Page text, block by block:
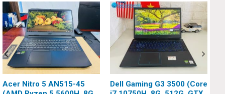
Acer Nitro 5 AN515-45
Dell Gaming G3 3500 (Core